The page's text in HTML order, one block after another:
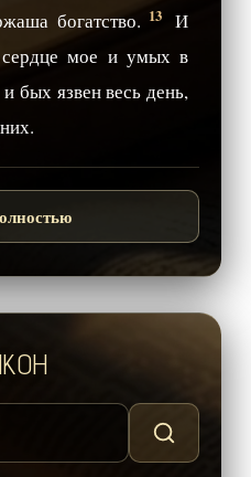
богатство. 13
И
мое и умых в
и бых язвен весь день,